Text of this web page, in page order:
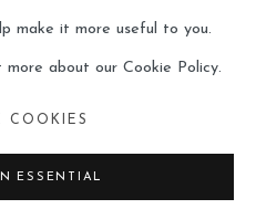
make it more useful to you.
about our Cookie Policy.
COOKIES
ESSENTIAL